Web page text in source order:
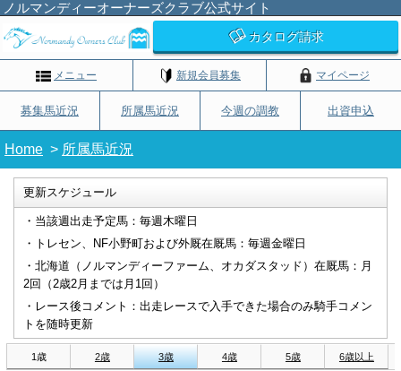
ノルマンディーオーナーズクラブ公式サイト
カタログ請求
メニュー 新規会員募集 マイページ
募集馬近況 所属馬近況 今週の調教 出資申込
Home > 所属馬近況
更新スケジュール
・当該週出走予定馬：毎週木曜日
・トレセン、NF小野町および外厩在厩馬：毎週金曜日
・北海道（ノルマンディーファーム、オカダスタッド）在厩馬：月
2回（2歳2月までは月1回）
・レース後コメント：出走レースで入手できた場合のみ騎手コメン
トを随時更新
1歳 2歳 3歳 4歳 5歳 6歳以上